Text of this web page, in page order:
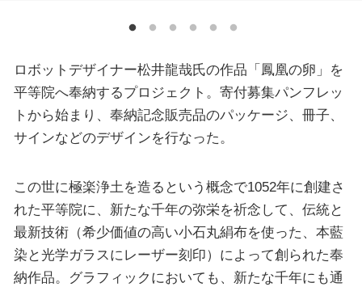
ロボットデザイナー松井龍哉氏の作品「鳳凰の卵」を
平等院へ奉納するプロジェクト。寄付募集パンフレッ
トから始まり、奉納記念販売品のパッケージ、冊子、
サインなどのデザインを行なった。
この世に極楽浄土を造るという概念で1052年に創建さ
れた平等院に、新たな千年の弥栄を祈念して、伝統と
最新技術（希少価値の高い小石丸絹布を使った、本藍
染と光学ガラスにレーザー刻印）によって創られた奉
納作品。グラフィックにおいても、新たな千年にも通